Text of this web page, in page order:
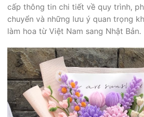
cấp thông tin chi tiết về quy trình,
chuyển và những lưu ý quan trọng
làm hoa từ Việt Nam sang Nhật Bản.